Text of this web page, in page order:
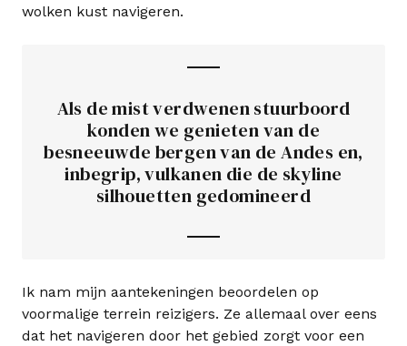
wolken kust navigeren.
Als de mist verdwenen stuurboord
konden we genieten van de
besneeuwde bergen van de Andes en,
inbegrip, vulkanen die de skyline
silhouetten gedomineerd
Ik nam mijn aantekeningen beoordelen op
voormalige terrein reizigers. Ze allemaal over eens
dat het navigeren door het gebied zorgt voor een